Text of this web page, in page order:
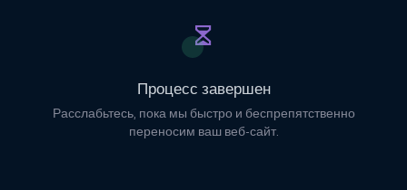
Процесс завершен
Расслабьтесь, пока мы быстро и беспрепятственно
переносим ваш веб-сайт.